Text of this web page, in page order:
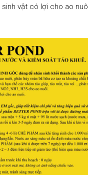
vật có lợi cho ao nuô